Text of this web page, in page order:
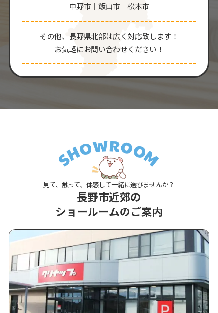
中野市｜飯山市｜松本市
その他、⻑野県北部は広く対応致します！
お気軽にお問い合わせください！
見て、触って、体感して一緒に選びませんか？
長野市近郊の
ショールームのご案内